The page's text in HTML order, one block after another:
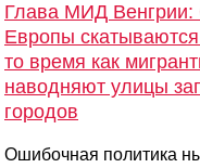
Глава МИД Венгрии:
Европы
то время как
наводняют улицы
городов
Ошибочная политика